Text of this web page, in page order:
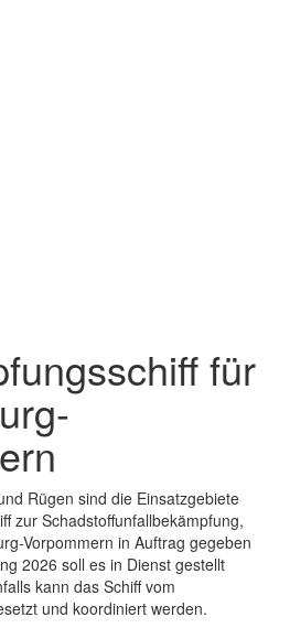
für
Rügen sind die Einsatzgebiete
zur Schadstoffunfallbekämpfung,
Vorpommern in Auftrag gegeben
2026 soll es in Dienst gestellt
kann das Schiff vom
und koordiniert werden.